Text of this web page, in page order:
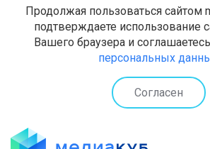
Продолжая пользоваться сайтом
подтверждаете использование
Вашего браузера и
персональных
Согласен